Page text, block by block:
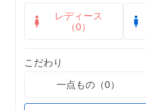
レディース
（0）
こだわり
一点もの（0）